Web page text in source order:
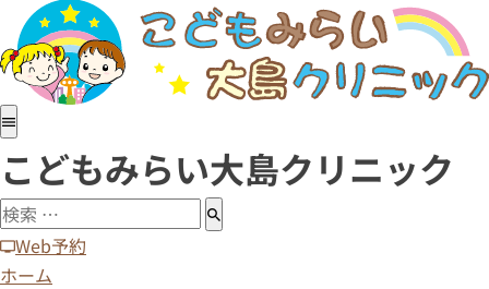
ホーム
医院紹介
小児科
アレルギー科
予防接種
病児・病後児保育室
診療時間・アクセス
求人情報
こどもみらい大島クリニック
Web予約
ホーム